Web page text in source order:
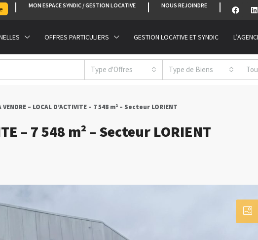
MON ESPACE SYNDIC / GESTION LOCATIVE NOUS REJOINDRE
OFFRES PARTICULIERS GESTION LOCATIVE ET SYNDIC
Type d'Offres Type de Biens
VENDRE – LOCAL D’ACTIVITE – 7 548 m² – Secteur LORIENT
– 7 548 m² – Secteur LORIENT